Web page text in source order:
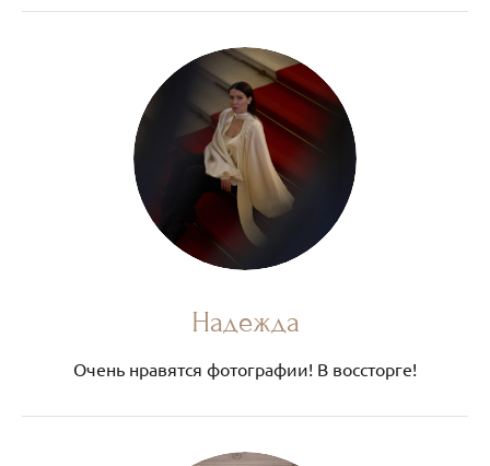
Надежда
Очень нравятся фотографии! В воссторге!